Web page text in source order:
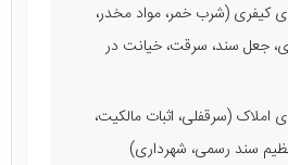
کیفری (شرب خمر، مواد مخدر،
جعل سند، سرقت، خیانت در
املاک (سرقفلی، اثبات مالکیت،
سند رسمی، شهرداری)